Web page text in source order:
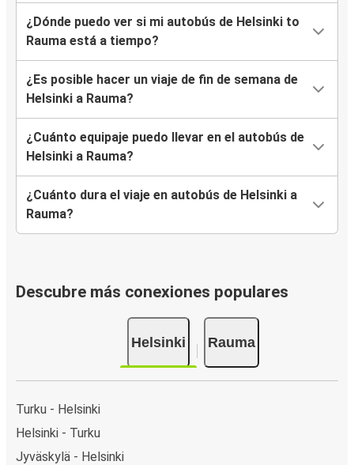
¿Dónde puedo ver si mi autobús de Helsinki to
Rauma está a tiempo?
¿Es posible hacer un viaje de fin de semana de
Helsinki a Rauma?
¿Cuánto equipaje puedo llevar en el autobús de
Helsinki a Rauma?
¿Cuánto dura el viaje en autobús de Helsinki a
Rauma?
Descubre más conexiones populares
Helsinki Rauma
Turku - Helsinki
Helsinki - Turku
Jyväskylä - Helsinki